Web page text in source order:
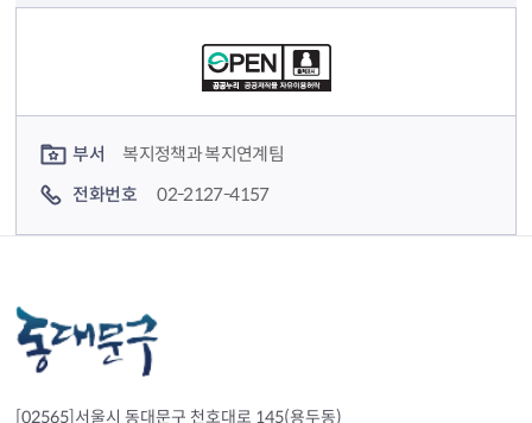
부서
복지정책과 복지연계팀
전화번호
02-2127-4157
[02565]서울시 동대문구 천호대로 145(용두동)